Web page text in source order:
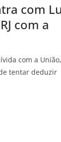
com
com a
com a
tentar deduzir